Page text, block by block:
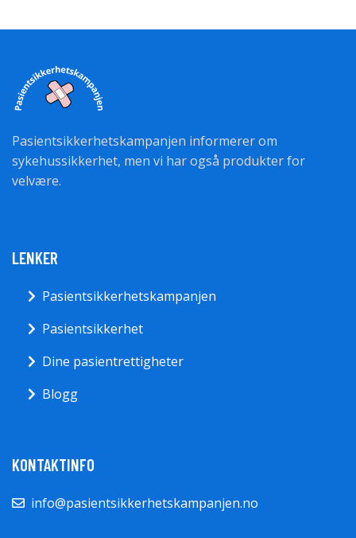
Pasientsikkerhetskampanjen informerer om
sykehussikkerhet, men vi har også produkter for
velvære.
LENKER
Pasientsikkerhetskampanjen
Pasientsikkerhet
Dine pasientrettigheter
Blogg
KONTAKTINFO
info@pasientsikkerhetskampanjen.no